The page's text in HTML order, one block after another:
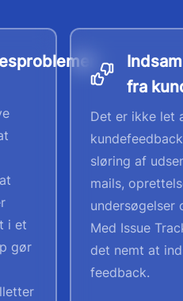
i et
gør
fra
Det er ikke let
sløring af
mails,
undersøgelser
Med Issue
det nemt at
feedback.